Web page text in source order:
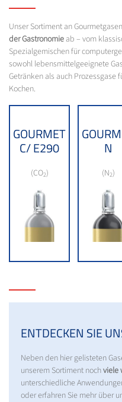
Unser Sortiment an
der Gastronomieab – vom
Spezialgemischen für
sowohl lebensmittelgeeignete
Getränken als auch Prozessgase
Kochen.
GOURMET
C/ E290
(CO2)
N
(N2)
ENTDECKEN SIE
Neben den hier gelisteten
unserem Sortiment nochviele
unterschiedliche
oder erfahren Sie mehr über